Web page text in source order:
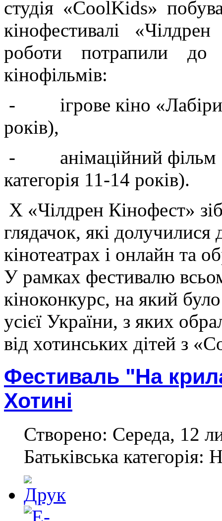
студія «CoolKids»
кінофестивалі
роботи потрапили до
кінофільмів:
-
ігрове кіно
років),
-
анімаційний фільм
категорія 11-14 років).
Х «Чілдрен Кінофест»
глядачок, які долучилися
кінотеатрах і онлайн та
У рамках фестивалю
кіноконкурс, на який
усієї України, з яких
від хотинських дітей з
Фестиваль "На
Хотині
Створено: Середа, 12
Батьківська категорія: